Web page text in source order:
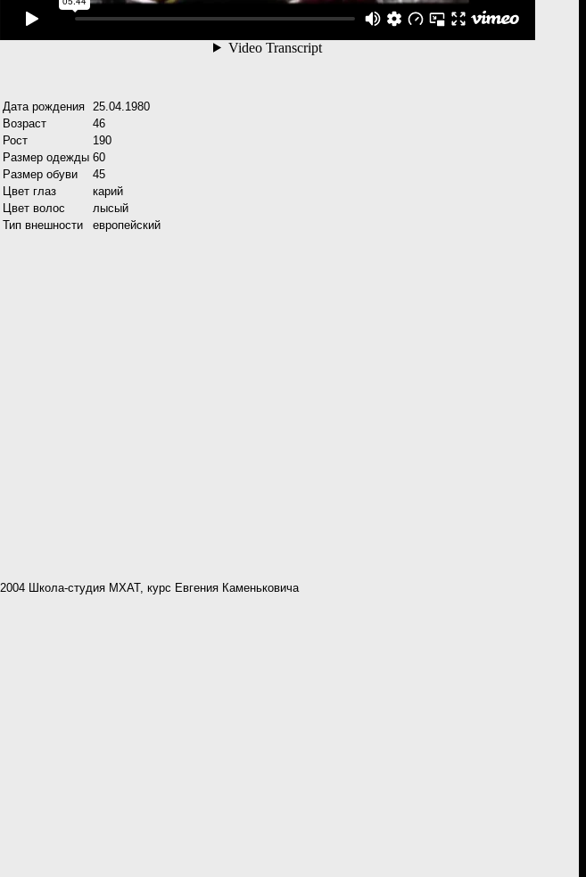
Дата рождения
25.04.1980
Возраст
46
Рост
190
Размер одежды 60
Размер обуви
45
Цвет глаз
карий
Цвет волос
лысый
Тип внешности
европейский
2004 Школа-студия МХАТ, курс Евгения Каменьковича